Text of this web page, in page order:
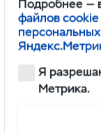
Подробнее —
файлов cookie
Я
Метрика.